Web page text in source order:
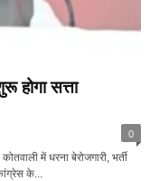
होगा सत्ता
0
में धरना बेरोजगारी, भर्ती
कांग्रेस के...